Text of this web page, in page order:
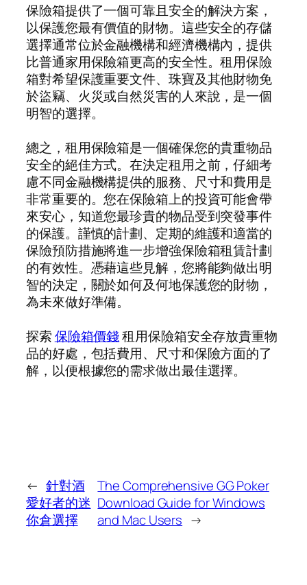
保險箱提供了一個可靠且安全的解決方案，
以保護您最有價值的財物。這些安全的存儲
選擇通常位於金融機構和經濟機構內，提供
比普通家用保險箱更高的安全性。租用保險
箱對希望保護重要文件、珠寶及其他財物免
於盜竊、火災或自然災害的人來說，是一個
明智的選擇。
總之，租用保險箱是一個確保您的貴重物品
安全的絕佳方式。在決定租用之前，仔細考
慮不同金融機構提供的服務、尺寸和費用是
非常重要的。您在保險箱上的投資可能會帶
來安心，知道您最珍貴的物品受到突發事件
的保護。謹慎的計劃、定期的維護和適當的
保險預防措施將進一步增強保險箱租賃計劃
的有效性。憑藉這些見解，您將能夠做出明
智的決定，關於如何及何地保護您的財物，
為未來做好準備。
探索保險箱價錢租用保險箱安全存放貴重物
品的好處，包括費用、尺寸和保險方面的了
解，以便根據您的需求做出最佳選擇。
← 針對酒
愛好者的迷
你倉選擇
The Comprehensive GG Poker
Download Guide for Windows
and Mac Users →